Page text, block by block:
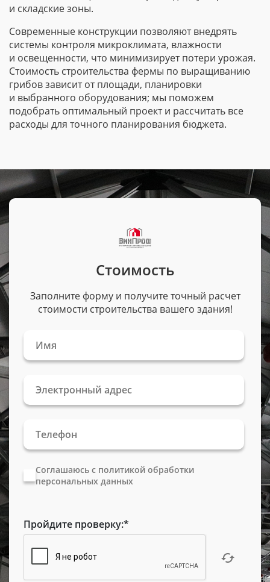
и складские зоны.
Современные конструкции позволяют внедрять
системы контроля микроклимата, влажности
и освещенности, что минимизирует потери урожая.
Стоимость строительства фермы по выращиванию
грибов зависит от площади, планировки
и выбранного оборудования; мы поможем
подобрать оптимальный проект и рассчитать все
расходы для точного планирования бюджета.
Стоимость
Заполните форму и получите точный расчет
стоимости строительства вашего здания!
Соглашаюсь с политикой обработки
персональных данных
Пройдите проверку:*